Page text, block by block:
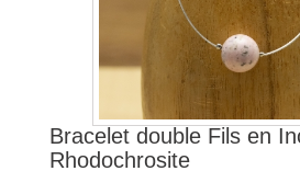
Bracelet double Fils en
Rhodochrosite